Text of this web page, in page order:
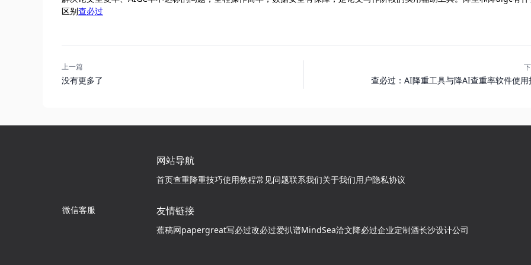
区别查必过
上一篇
没有更多了 查必过：AI降重工具与降AI查重率软件使用
微信客服
网站导航
首页查重降重技巧使用教程常见问题联系我们关于我们用户隐私协议
友情链接
蕉稿网papergreat写必过改必过爱扒谱MindSea洽文降必过企业定制酒长沙设计公司